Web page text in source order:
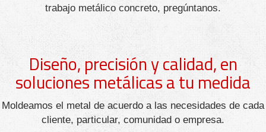
trabajo metálico concreto, pregúntanos.
Diseño, precisión y calidad, en
soluciones metálicas a tu medida
Moldeamos el metal de acuerdo a las necesidades de cada
cliente, particular, comunidad o empresa.